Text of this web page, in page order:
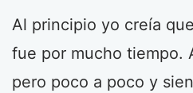
Al principio yo creía
fue por mucho tiempo.
pero poco a poco y